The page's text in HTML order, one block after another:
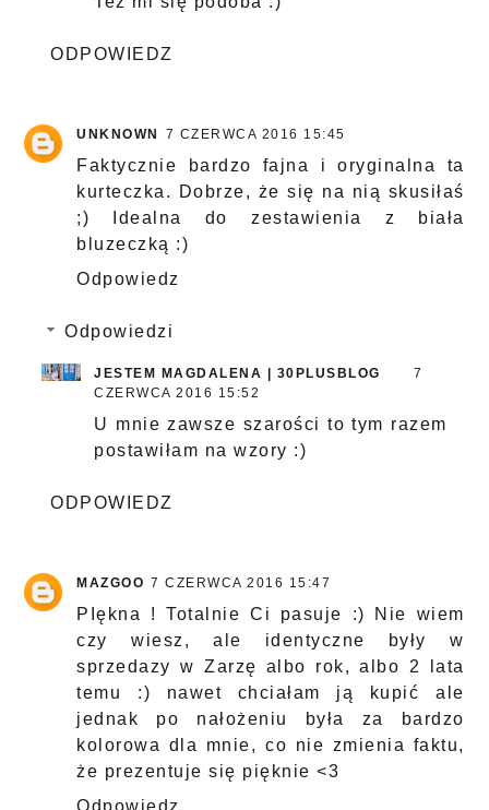
ODPOWIEDZ
UNKNOWN 7 CZERWCA 2016 15:45
Faktycznie bardzo fajna i oryginalna ta
kurteczka. Dobrze, że się na nią skusiłaś
;) Idealna do zestawienia z biała
bluzeczką :)
Odpowiedz
Odpowiedzi
JESTEM MAGDALENA | 30PLUSBLOG
7
CZERWCA 2016 15:52
U mnie zawsze szarości to tym razem
postawiłam na wzory :)
ODPOWIEDZ
MAZGOO 7 CZERWCA 2016 15:47
PIękna ! Totalnie Ci pasuje :) Nie wiem
czy wiesz, ale identyczne były w
sprzedazy w Zarzę albo rok, albo 2 lata
temu :) nawet chciałam ją kupić ale
jednak po nałożeniu była za bardzo
kolorowa dla mnie, co nie zmienia faktu,
że prezentuje się pięknie <3